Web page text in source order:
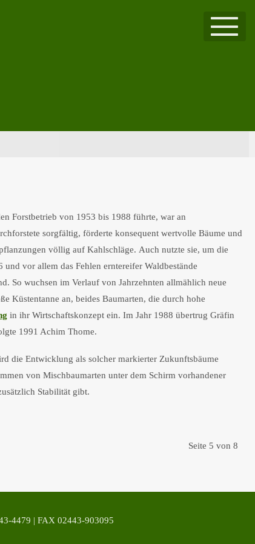
Forstbetrieb von 1953 bis 1988 führte, war an
sorgfältig, förderte konsequent wertvolle Bäume und
völlig auf Kahlschläge. Auch nutzte sie, um die
vor allem das Fehlen erntereifer Waldbestände
So wuchsen im Verlauf von Jahrzehnten allmählich neue
Küstentanne an, beides Baumarten, die durch hohe
in ihr Wirtschaftskonzept ein. Im Jahr 1988 übertrug Gräfin
1991 Achim Thome.
die Entwicklung als solcher markierter Zukunftsbäume
von Mischbaumarten unter dem Schirm vorhandener
Stabilität gibt.
Seite 5 von 8
4479 | FAX 02443-903095